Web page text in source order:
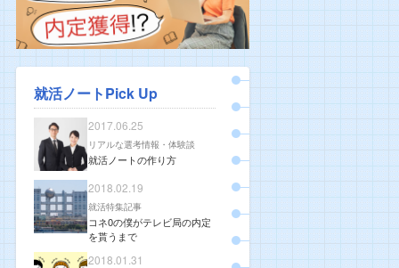
就活ノートPick Up
2017.06.25
リアルな選考情報・体験談
就活ノートの作り方
2018.02.19
就活特集記事
コネ0の僕がテレビ局の内定
を貰うまで
2018.01.31